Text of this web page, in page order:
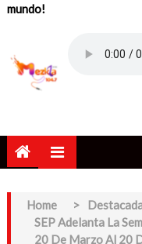
mundo!
Home >
SEP Adelanta La
20 De Marzo Al 20